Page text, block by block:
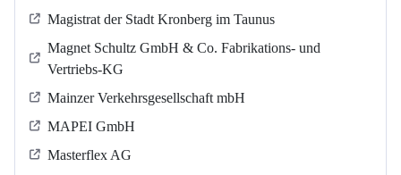
Magistrat der Stadt Kronberg im Taunus
Magnet Schultz GmbH & Co. Fabrikations- und
Vertriebs-KG
Mainzer Verkehrsgesellschaft mbH
MAPEI GmbH
Masterflex AG